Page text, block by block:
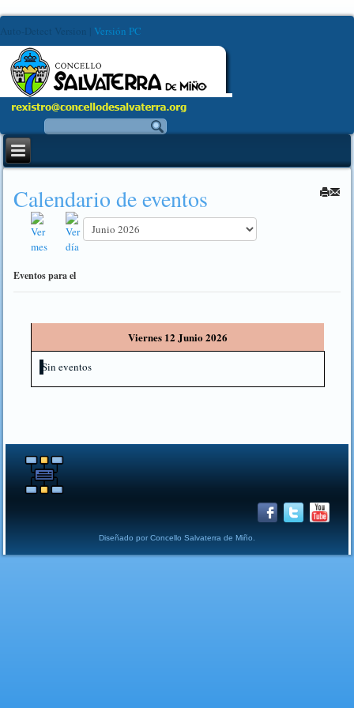
Auto-Detect Version Versión PC
Calendario de eventos
Eventos para el
Viernes 12 Junio 2026
Sin eventos
Diseñado por Concello Salvaterra de Miño.